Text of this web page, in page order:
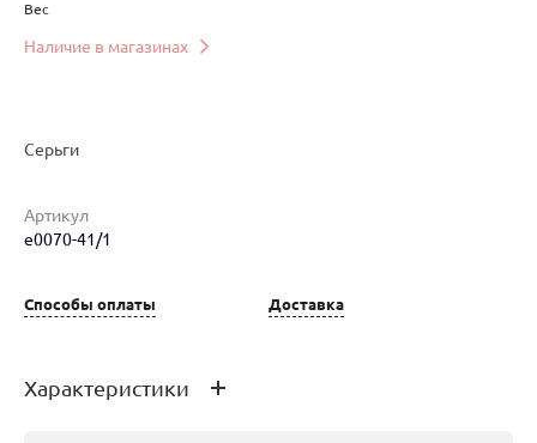
Вес
Наличие в магазинах
Наименование товара
Серьги
Артикул
e0070-41/1
Способы оплаты Доставка
Характеристики